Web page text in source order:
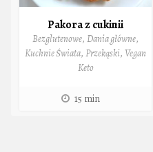
Pakora z cukinii
Bezglutenowe, Dania główne,
Kuchnie Świata, Przekąski, Vegan
Keto
15 min